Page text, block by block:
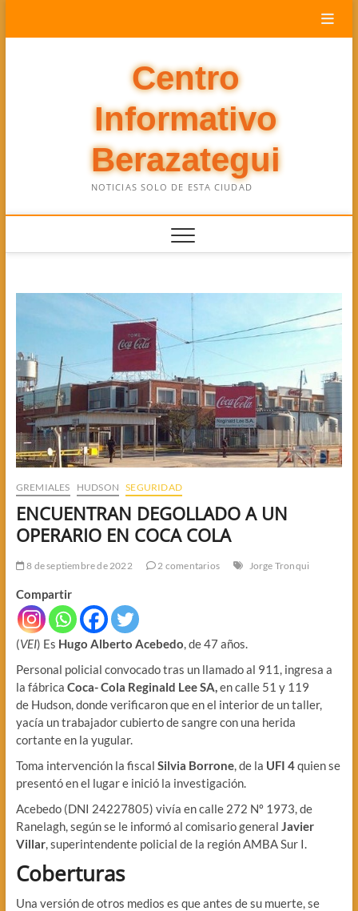
Centro
Informativo
Berazategui
NOTICIAS SOLO DE ESTA CIUDAD
GREMIALES HUDSON SEGURIDAD
ENCUENTRAN DEGOLLADO A UN
OPERARIO EN COCA COLA
8 de septiembre de 2022 2 comentarios Jorge Tronqui
Compartir
(VEI) Es Hugo Alberto Acebedo, de 47 años.
Personal policial convocado tras un llamado al 911, ingresa a
la fábrica Coca- Cola Reginald Lee SA,en calle 51 y 119
de Hudson, donde verificaron que en el interior de un taller,
yacía un trabajador cubierto de sangre con una herida
cortante en la yugular.
Toma intervención la fiscal Silvia Borrone, de la UFI 4quien se
presentó en el lugar e inició la investigación.
Acebedo (DNI 24227805) vivía en calle 272 Nº 1973, de
Ranelagh, según se le informó al comisario general Javier
Villar, superintendente policial de la región AMBA Sur I.
Coberturas
Una versión de otros medios es que antes de su muerte, se